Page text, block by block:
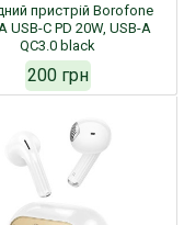
пристрій Borofone
USB-C PD 20W, USB-A
QC3.0 black
200 грн